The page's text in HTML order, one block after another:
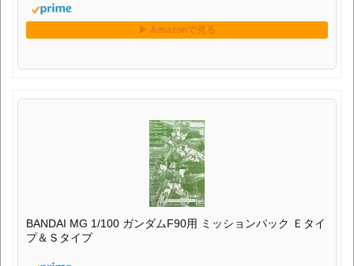
BANDAI MG 1/100 ガンダムF90用 ミッションパック Ｅタイ
プ＆Ｓタイプ